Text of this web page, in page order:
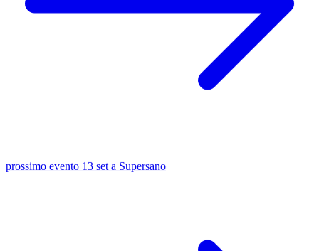
prossimo evento 13 set a Supersano